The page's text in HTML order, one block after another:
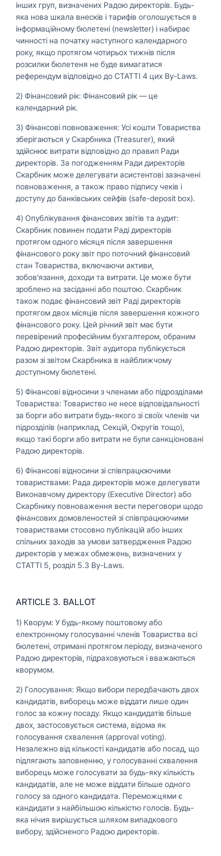
інших груп, визначених Радою директорів. Будь-
яка нова шкала внесків і тарифів оголошується в
інформаційному бюлетені (newsletter) і набирає
чинності на початку наступного календарного
року, якщо протягом чотирьох тижнів після
розсилки бюлетеня не буде вимагатися
референдум відповідно до СТАТТІ 4 цих By-Laws.
2) Фінансовий рік: Фінансовий рік — це
календарний рік.
3) Фінансові повноваження: Усі кошти Товариства
зберігаються у Скарбника (Treasurer), який
здійснює витрати відповідно до правил Ради
директорів. За погодженням Ради директорів
Скарбник може делегувати асистентові зазначені
повноваження, а також право підпису чеків і
доступу до банківських сейфів (safe-deposit box).
4) Опублікування фінансових звітів та аудит:
Скарбник повинен подати Раді директорів
протягом одного місяця після завершення
фінансового року звіт про поточний фінансовий
стан Товариства, включаючи активи,
зобов’язання, доходи та витрати. Це може бути
зроблено на засіданні або поштою. Скарбник
також подає фінансовий звіт Раді директорів
протягом двох місяців після завершення кожного
фінансового року. Цей річний звіт має бути
перевірений професійним бухгалтером, обраним
Радою директорів. Звіт аудитора публікується
разом зі звітом Скарбника в найближчому
доступному бюлетені.
5) Фінансові відносини з членами або підрозділами
Товариства: Товариство не несе відповідальності
за борги або витрати будь-якого зі своїх членів чи
підрозділів (наприклад, Секцій, Округів тощо),
якщо такі борги або витрати не були санкціоновані
Радою директорів.
6) Фінансові відносини зі співпрацюючими
товариствами: Рада директорів може делегувати
Виконавчому директору (Executive Director) або
Скарбнику повноваження вести переговори щодо
фінансових домовленостей зі співпрацюючими
товариствами стосовно публікацій або інших
спільних заходів за умови затвердження Радою
директорів у межах обмежень, визначених у
СТАТТІ 5, розділ 5.3 By-Laws.
ARTICLE 3. BALLOT
1) Кворум: У будь-якому поштовому або
електронному голосуванні членів Товариства всі
бюлетені, отримані протягом періоду, визначеного
Радою директорів, підраховуються і вважаються
кворумом.
2) Голосування: Якщо вибори передбачають двох
кандидатів, виборець може віддати лише один
голос за кожну посаду. Якщо кандидатів більше
двох, застосовується система, відома як
голосування схвалення (approval voting).
Незалежно від кількості кандидатів або посад, що
підлягають заповненню, у голосуванні схвалення
виборець може голосувати за будь-яку кількість
кандидатів, але не може віддати більше одного
голосу за одного кандидата. Переможцями є
кандидати з найбільшою кількістю голосів. Будь-
яка нічия вирішується шляхом випадкового
вибору, здійсненого Радою директорів.